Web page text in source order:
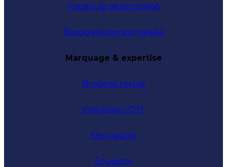
Parapluie personnalisé
Bagagerie personnalisée
Marquage & expertise
Broderie textile
Impression DTF
Sérigraphie
Écussons